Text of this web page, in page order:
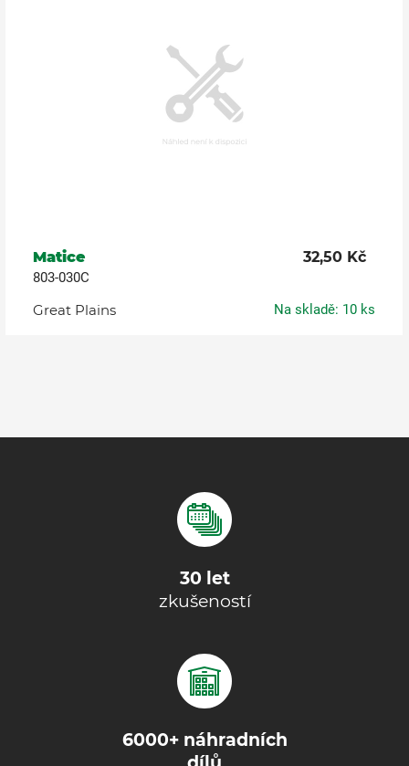
Matice 32,50 Kč
803-030C
Great Plains Na skladě: 10 ks
30 let
zkušeností
6000+ náhradních